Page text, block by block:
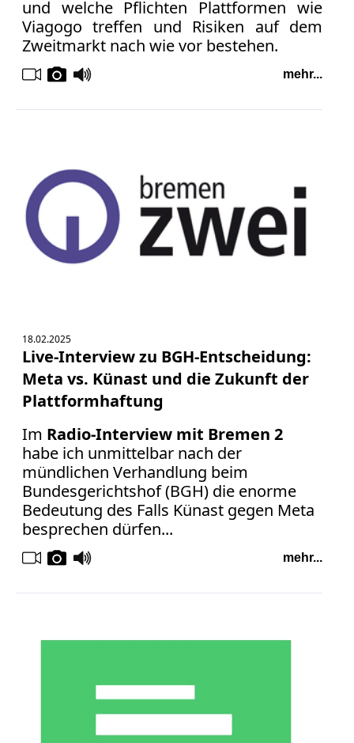
und welche Pflichten Plattformen wie
Viagogo treffen und Risiken auf dem
Zweitmarkt nach wie vor bestehen.
mehr...
18.02.2025
Live-Interview zu BGH-Entscheidung:
Meta vs. Künast und die Zukunft der
Plattformhaftung
Im Radio-Interview mit Bremen 2
habe ich unmittelbar nach der
mündlichen Verhandlung beim
Bundesgerichtshof (BGH) die enorme
Bedeutung des Falls Künast gegen Meta
besprechen dürfen...
mehr...